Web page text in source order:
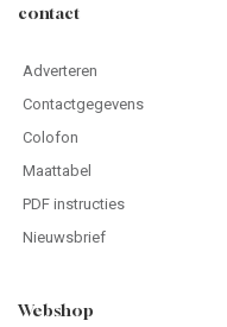
contact
Adverteren
Contactgegevens
Colofon
Maattabel
PDF instructies
Nieuwsbrief
Webshop